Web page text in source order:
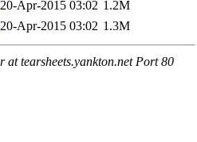
20-Apr-2015 03:02 1.2M
20-Apr-2015 03:02 1.3M
at tearsheets.yankton.net Port 80